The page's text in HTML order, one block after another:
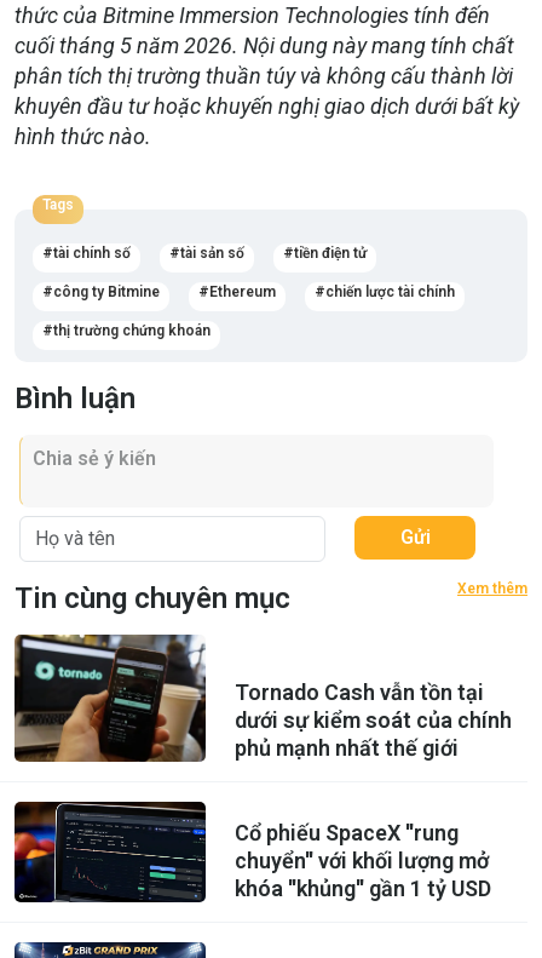
thức của Bitmine Immersion Technologies tính đến
cuối tháng 5 năm 2026. Nội dung này mang tính chất
phân tích thị trường thuần túy và không cấu thành lời
khuyên đầu tư hoặc khuyến nghị giao dịch dưới bất kỳ
hình thức nào.
Tags
tài chính số tài sản số tiền điện tử
công ty Bitmine Ethereum chiến lược tài chính
thị trường chứng khoán
Bình luận
Gửi
Tin cùng chuyên mục Xem thêm
Tornado Cash vẫn tồn tại
dưới sự kiểm soát của chính
phủ mạnh nhất thế giới
Cổ phiếu SpaceX ''rung
chuyển'' với khối lượng mở
khóa ''khủng'' gần 1 tỷ USD